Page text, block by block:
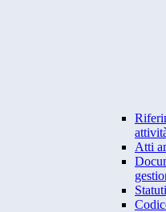
Atti